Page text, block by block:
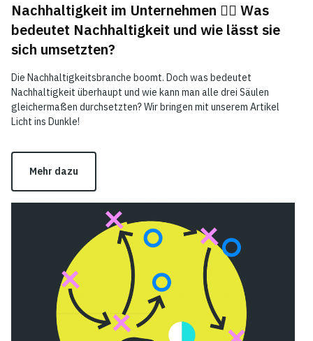
Nachhaltigkeit im Unternehmen 👉🏻 Was
bedeutet Nachhaltigkeit und wie lässt sie
sich umsetzten?
Die Nachhaltigkeitsbranche boomt. Doch was bedeutet
Nachhaltigkeit überhaupt und wie kann man alle drei Säulen
gleichermaßen durchsetzten? Wir bringen mit unserem Artikel
Licht ins Dunkle!
Mehr dazu